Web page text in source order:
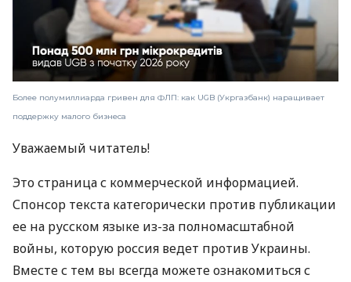
Более полумиллиарда гривен для ФЛП: как UGB (Укргазбанк) наращивает
поддержку малого бизнеса
Уважаемый читатель!
Это страница с коммерческой информацией.
Спонсор текста категорически против публикации
ее на русском языке из-за полномасштабной
войны, которую россия ведет против Украины.
Вместе с тем вы всегда можете ознакомиться с